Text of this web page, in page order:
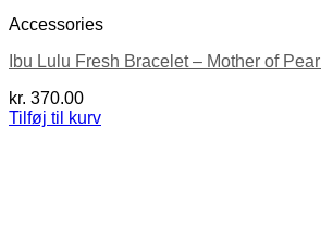
Accessories
Ibu Lulu Fresh Bracelet – Mother of Pearl
kr. 370.00
Tilføj til kurv